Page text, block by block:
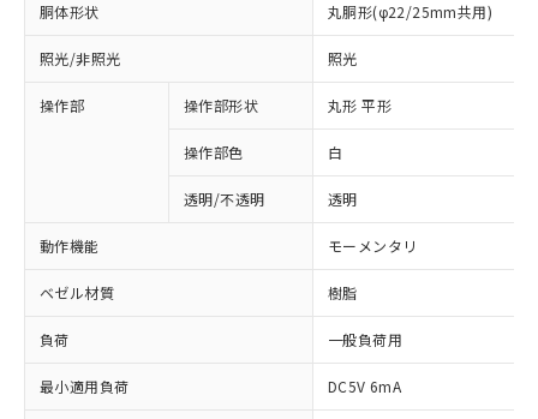
胴体形状 丸胴形(φ22/25mm共用)
照光/非照光 照光
操作部 操作部形状 丸形 平形
操作部色 白
透明/不透明 透明
動作機能 モーメンタリ
ベゼル材質 樹脂
負荷 一般負荷用
最小適用負荷 DC5V 6mA